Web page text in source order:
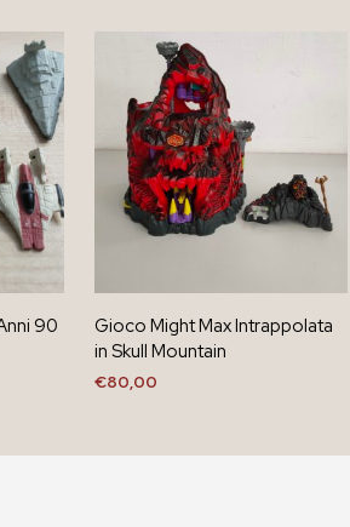
90
Gioco Might Max Intrappolata
in Skull Mountain
€80,00